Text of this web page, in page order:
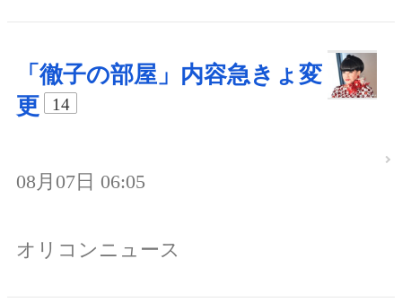
「徹子の部屋」内容急きょ変
更
14
08月07日 06:05
オリコンニュース